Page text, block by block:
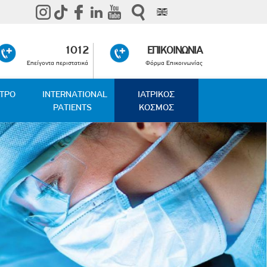
1012
Επείγοντα περιστατικά
ΕΠΙΚΟΙΝΩΝΙΑ
Φόρμα Επικοινωνίας
INTERNATIONAL
PATIENTS
ΙΑΤΡΙΚΟΣ
ΚΟΣΜΟΣ